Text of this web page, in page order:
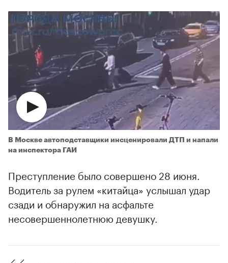
В Москве автоподставщики инсценировали ДТП и напали
на инспектора ГАИ
Преступление было совершено 28 июня.
Водитель за рулем «китайца» услышал удар
сзади и обнаружил на асфальте
несовершеннолетнюю девушку.